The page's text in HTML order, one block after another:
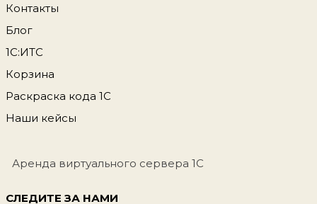
Контакты
Блог
1С:ИТС
Корзина
Раскраска кода 1С
Наши кейсы
Аренда виртуального сервера 1С
СЛЕДИТЕ ЗА НАМИ